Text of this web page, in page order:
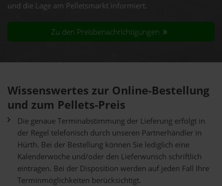
und die Lage am Pelletsmarkt informiert.
Zu den Preisbenachrichtigungen
Wissenswertes zur Online-Bestellung
und zum Pellets-Preis
Die genaue Terminabstimmung der Lieferung erfolgt in
der Regel telefonisch durch unseren Partnerhändler in
Hürth. Bei der Bestellung können Sie lediglich eine
Kalenderwoche und/oder den Lieferwunsch schriftlich
eintragen. Bei der Disposition werden auf jeden Fall Ihre
Terminmöglichkeiten berücksichtigt.